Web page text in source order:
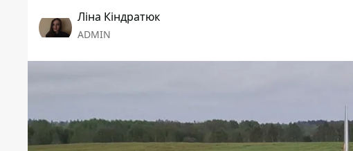
Ліна Кіндратюк
ADMIN